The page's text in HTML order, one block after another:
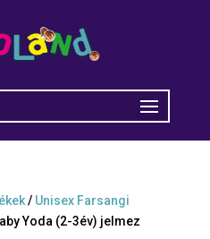
/ Unisex Farsangi
Yoda (2-3év) jelmez